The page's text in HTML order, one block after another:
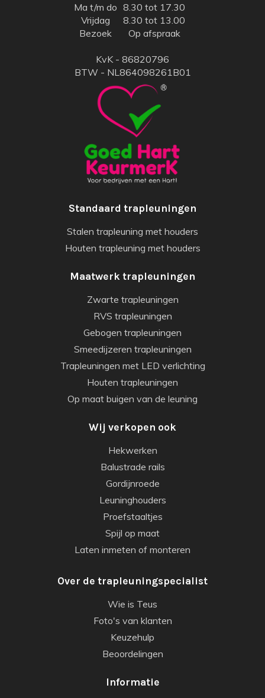
Ma t/m do 8.30 tot 17.30
Vrijdag
8.30 tot 13.00
Bezoek
Op afspraak
KvK - 86820796
BTW - NL864098261B01
Standaard trapleuningen
Stalen trapleuning met houders
Houten trapleuning met houders
Maatwerk trapleuningen
Zwarte trapleuningen
RVS trapleuningen
Gebogen trapleuningen
Smeedijzeren trapleuningen
Trapleuningen met LED verlichting
Houten trapleuningen
Op maat buigen van de leuning
Wij verkopen ook
Hekwerken
Balustrade rails
Gordijnroede
Leuninghouders
Proefstaaltjes
Spijl op maat
Laten inmeten of monteren
Over de trapleuningspecialist
Wie is Teus
Foto's van klanten
Keuzehulp
Beoordelingen
Informatie